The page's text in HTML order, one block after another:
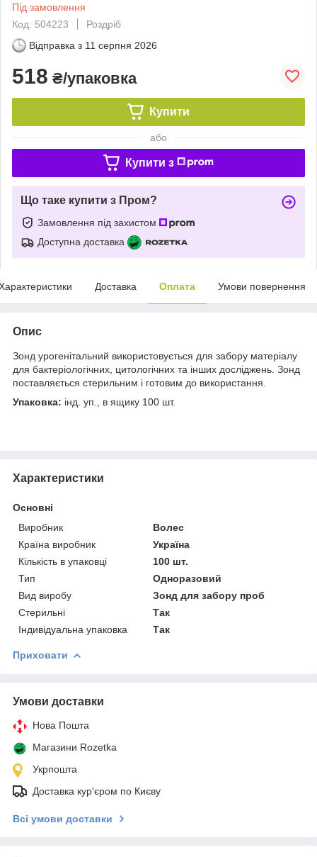
Під замовлення
Код: 504223
Роздріб
Відправка з 11 серпня 2026
518 ₴/упаковка
Купити
або
Купити з
Що таке купити з Пром?
Замовлення під захистом
Доступна доставка
Доставка Оплата Умови повернення
Опис
Зонд урогенітальний використовується для забору матеріалу
для бактеріологічних, цитологічних та інших досліджень. Зонд
поставляється стерильним і готовим до використання.
Упаковка: інд. уп., в ящику 100 шт.
Характеристики
Основні
Виробник
Волес
Країна виробник
Україна
Кількість в упаковці
100 шт.
Тип
Одноразовий
Вид виробу
Зонд для забору проб
Стерильні
Так
Індивідуальна упаковка
Так
Приховати
Умови доставки
Нова Пошта
Магазини Rozetka
Укрпошта
Доставка кур'єром по Києву
Всі умови доставки